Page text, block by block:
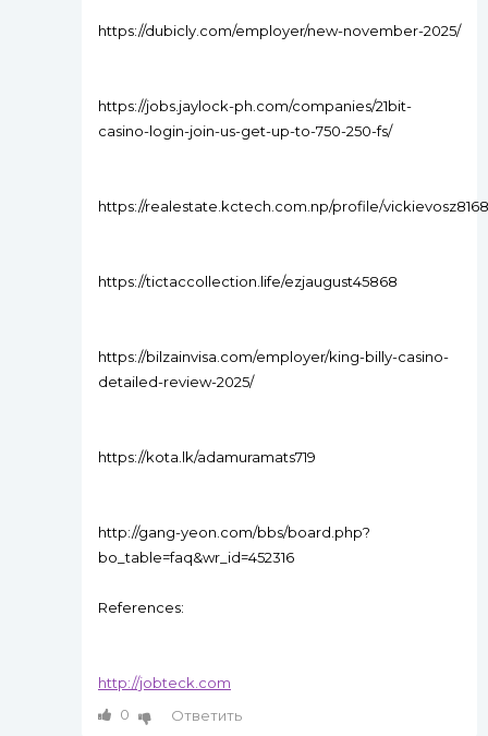
https://dubicly.com/employer/new-november-2025/
https://jobs.jaylock-ph.com/companies/21bit-
casino-login-join-us-get-up-to-750-250-fs/
https://realestate.kctech.com.np/profile/vickievosz8168
https://tictaccollection.life/ezjaugust45868
https://bilzainvisa.com/employer/king-billy-casino-
detailed-review-2025/
https://kota.lk/adamuramats719
http://gang-yeon.com/bbs/board.php?
bo_table=faq&wr_id=452316
References:
http://jobteck.com
0
Ответить